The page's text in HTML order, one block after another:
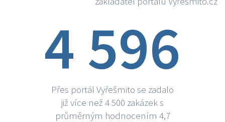
4 596
Přes portál Vyřešmito se zadalo
již více než 4 500 zakázek s
průměrným hodnocením 4,7